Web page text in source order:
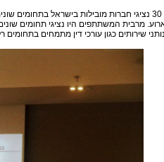
למעלה מ – 30 נציגי חברות מובילות בישראל
מרבית המשתתפים היו נציגי תחומים
שירותים כגון עורכי דין מתמחים בתחומים